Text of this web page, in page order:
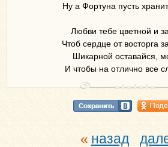
Ну а Фортуна пусть
Любви тебе цветной и
Чтоб сердце от восторга
Шикарной оставайся,
И чтобы на отлично все
назад